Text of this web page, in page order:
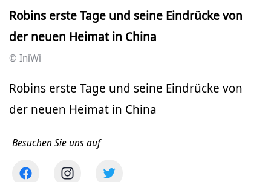
Robins erste Tage und seine Eindrücke von
der neuen Heimat in China
© IniWi
Robins erste Tage und seine Eindrücke von
der neuen Heimat in China
Besuchen Sie uns auf